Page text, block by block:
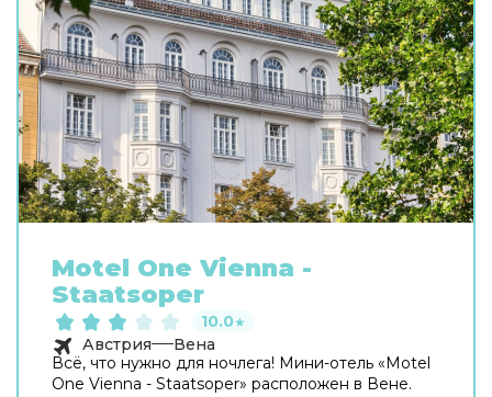
Motel One Vienna -
Staatsoper
10.0★
Австрия
Вена
Всё, что нужно для ночлега! Мини-отель «Motel
One Vienna - Staatsoper» расположен в Вене.